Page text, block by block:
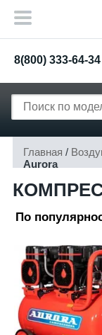
8(800) 333-64-34
Главная /
Aurora